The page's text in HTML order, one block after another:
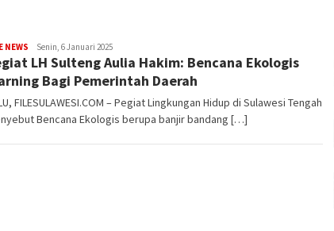
NEWS FILESULAWESI
Senin, 6 Januari 2025
LH Sulteng Aulia Hakim: Bencana Ekologis
Bagi Pemerintah Daerah
FILESULAWESI.COM – Pegiat Lingkungan Hidup di Sulawesi Tengah
Bencana Ekologis berupa banjir bandang […]